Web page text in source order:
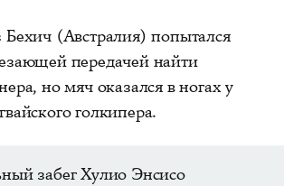
Бехич (Австралия) попытался
передачей найти
но мяч оказался в ногах у
голкипера.
забег Хулио Энсисо